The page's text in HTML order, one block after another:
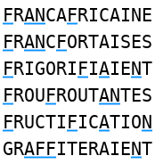
FRANCAFRICAINE
FRANCFORTAISES
FRIGORIFIAIENT
FROUFROUTANTES
FRUCTIFICATION
GRAFFITERAIEN